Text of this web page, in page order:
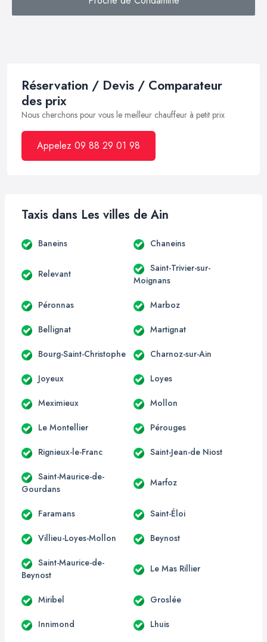
Réservation / Devis / Comparateur
des prix
Nous cherchons pour vous le meilleur chauffeur à petit prix
Appelez 09 88 29 01 98
Taxis dans Les villes de Ain
Baneins Chaneins
Relevant
Saint-Trivier-sur-
Moignans
Péronnas Marboz
Bellignat Martignat
Bourg-Saint-Christophe Charnoz-sur-Ain
Joyeux Loyes
Meximieux Mollon
Le Montellier Pérouges
Rignieux-le-Franc Saint-Jean-de Niost
Saint-Maurice-de-
Gourdans
Marfoz
Faramans Saint-Éloi
Villieu-Loyes-Mollon Beynost
Saint-Maurice-de-
Beynost
Le Mas Rillier
Miribel Groslée
Innimond Lhuis